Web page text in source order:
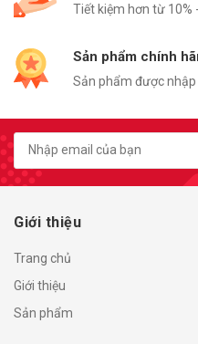
Tiết kiệm hơn từ 10%
Sản phẩm chính
Sản phẩm được
Giới thiệu
Trang chủ
Giới thiệu
Sản phẩm